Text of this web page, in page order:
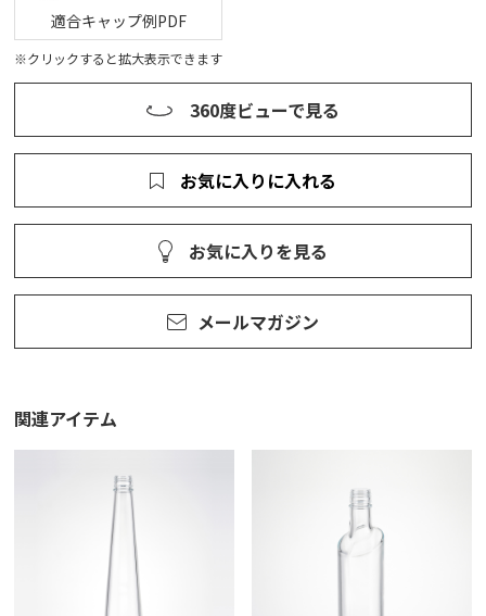
適合キャップ例PDF
※クリックすると拡大表示できます
360度ビューで見る
お気に入りに入れる
お気に入りを見る
メールマガジン
関連アイテム